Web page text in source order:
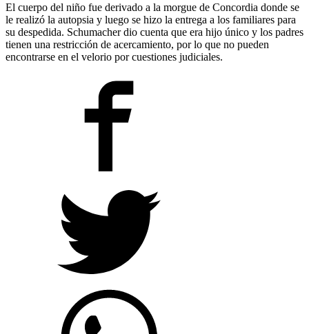
El cuerpo del niño fue derivado a la morgue de Concordia donde se
le realizó la autopsia y luego se hizo la entrega a los familiares para
su despedida. Schumacher dio cuenta que era hijo único y los padres
tienen una restricción de acercamiento, por lo que no pueden
encontrarse en el velorio por cuestiones judiciales.